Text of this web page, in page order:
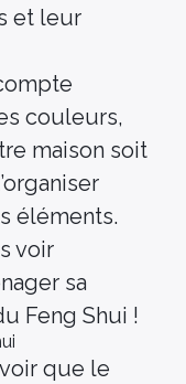
et leur
couleurs,
maison soit
éléments.
voir
sa
Feng Shui !
que le